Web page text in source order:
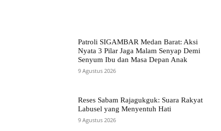
Patroli SIGAMBAR Medan Barat: Aksi
Nyata 3 Pilar Jaga Malam Senyap Demi
Senyum Ibu dan Masa Depan Anak
9 Agustus 2026
Reses Sabam Rajagukguk: Suara Rakyat
Labusel yang Menyentuh Hati
9 Agustus 2026